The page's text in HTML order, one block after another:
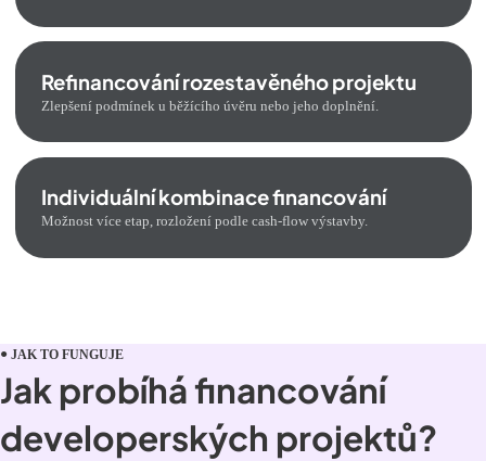
Refinancování rozestavěného projektu
Zlepšení podmínek u běžícího úvěru nebo jeho doplnění.
Individuální kombinace financování
Možnost více etap, rozložení podle cash-flow výstavby.
JAK TO FUNGUJE
Jak probíhá financování
developerských projektů?